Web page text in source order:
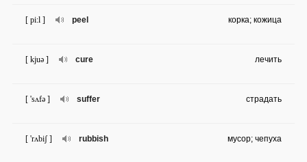
peel
[ pi:l ] корка; кожица
cure
[ kjuə ] лечить
suffer
[ 'sʌfə ] страдать
rubbish
[ 'rʌbiʃ ] мусор; чепуха